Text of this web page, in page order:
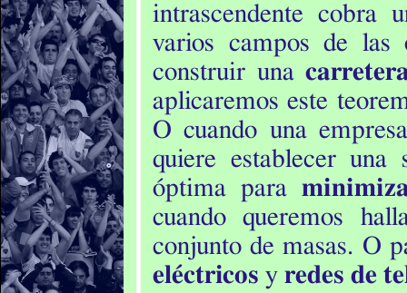
intrascendente cobra
varios campos de las
construir una
aplicaremos este
O cuando una
quiere establecer una
óptima para
cuando queremos
conjunto de masas. O
eléctricos y redes de